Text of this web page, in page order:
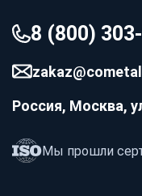
8 (800)
Россия, Москва,
Мы прошли